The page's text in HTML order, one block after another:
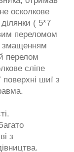
осколкове
( 5*7
переломом
змащенням
перелом
сліпе
шиї з
з